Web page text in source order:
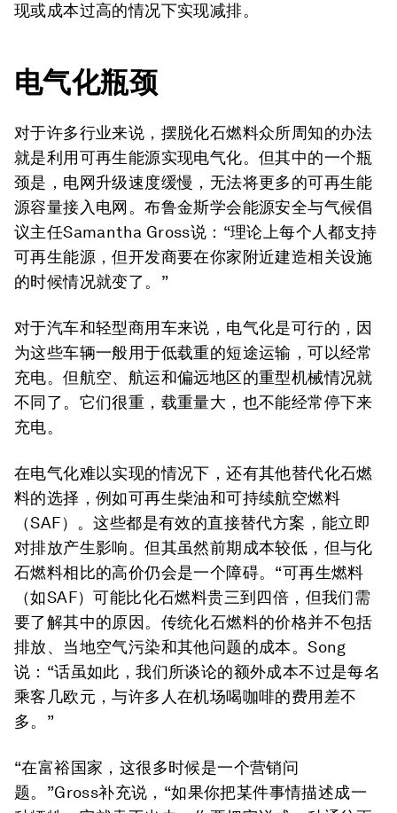
现或成本过高的情况下实现减排。
电气化瓶颈
对于许多行业来说，摆脱化石燃料众所周知的办法
就是利用可再生能源实现电气化。但其中的一个瓶
颈是，电网升级速度缓慢，无法将更多的可再生能
源容量接入电网。布鲁金斯学会能源安全与气候倡
议主任Samantha Gross说：“理论上每个人都支持
可再生能源，但开发商要在你家附近建造相关设施
的时候情况就变了。”
对于汽车和轻型商用车来说，电气化是可行的，因
为这些车辆一般用于低载重的短途运输，可以经常
充电。但航空、航运和偏远地区的重型机械情况就
不同了。它们很重，载重量大，也不能经常停下来
充电。
在电气化难以实现的情况下，还有其他替代化石燃
料的选择，例如可再生柴油和可持续航空燃料
（SAF）。这些都是有效的直接替代方案，能立即
对排放产生影响。但其虽然前期成本较低，但与化
石燃料相比的高价仍会是一个障碍。“可再生燃料
（如SAF）可能比化石燃料贵三到四倍，但我们需
要了解其中的原因。传统化石燃料的价格并不包括
排放、当地空气污染和其他问题的成本。Song
说：“话虽如此，我们所谈论的额外成本不过是每名
乘客几欧元，与许多人在机场喝咖啡的费用差不
多。”
“在富裕国家，这很多时候是一个营销问
题。”Gross补充说，“如果你把某件事情描述成一